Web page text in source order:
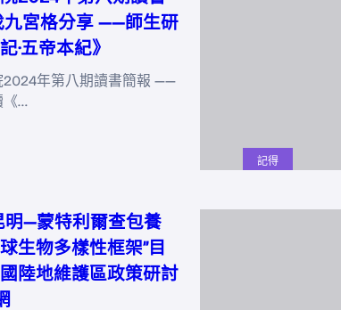
九宮格分享 ——師生研
·五帝本紀》
2024年第八期讀書簡報 ——
《…
記得
明—蒙特利爾查包養
生物多樣性框架”目
陸地維護區政策研討